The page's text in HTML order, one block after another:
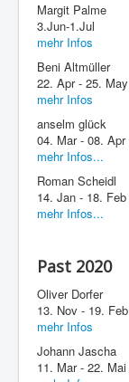
Margit Palme
3.Jun-1.Jul
mehr Infos
Beni Altmüller
22. Apr - 25. May
mehr Infos
anselm glück
04. Mar - 08. Apr
mehr Infos...
Roman Scheidl
14. Jan - 18. Feb
mehr Infos...
Past 2020
Oliver Dorfer
13. Nov - 19. Feb
mehr Infos
Johann Jascha
11. Mar - 22. Mai